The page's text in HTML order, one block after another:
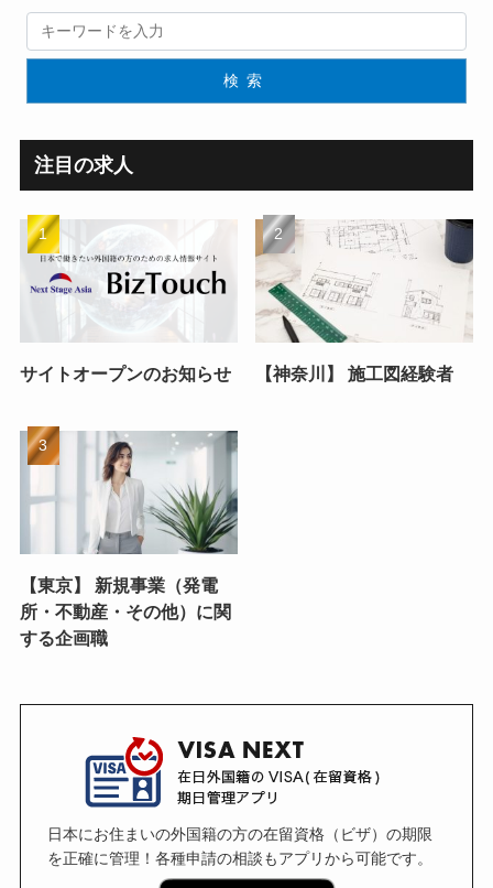
検索
注目の求人
サイトオープンのお知らせ 【神奈川】 施工図経験者
【東京】 新規事業（発電
所・不動産・その他）に関
する企画職
日本にお住まいの外国籍の方の在留資格（ビザ）の期限
を正確に管理！各種申請の相談もアプリから可能です。